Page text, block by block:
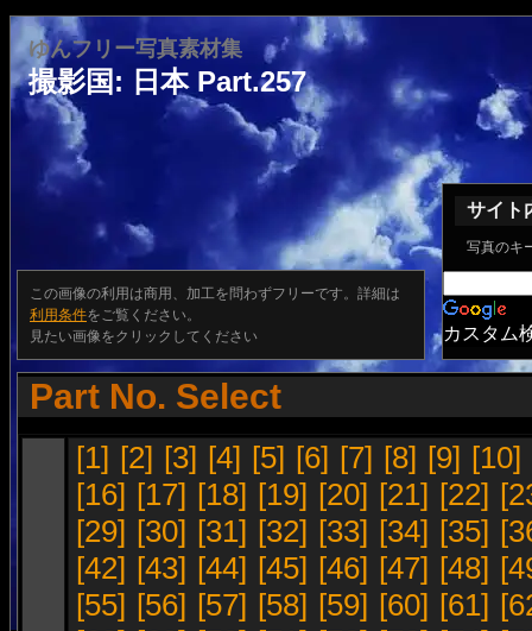
ゆんフリー写真素材集
撮影国: 日本 Part.257
この画像の利用は商用、加工を問わずフリーです。詳細は
利用条件をご覧ください。
見たい画像をクリックしてください
サイト
写真のキ
カスタム
Part No. Select
[1] [2] [3] [4] [5] [6] [7] [8] [9] [10]
[16] [17] [18] [19] [20] [21] [22]
[29] [30] [31] [32] [33] [34] [35]
[42] [43] [44] [45] [46] [47] [48]
[55] [56] [57] [58] [59] [60] [61]